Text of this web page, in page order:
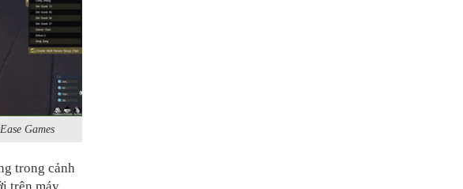
Games
trong cảnh
trên máy